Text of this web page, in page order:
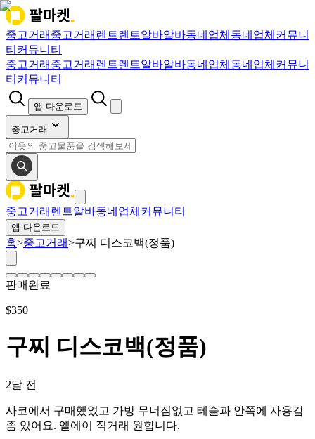
중고거래 중고거래 렌트렌트알바알바동네업체 동네업체 커뮤니
티 커뮤니티
중고거래 중고거래 렌트렌트알바알바동네업체 동네업체 커뮤니
티 커뮤니티
앱 다운로드
중고거래
중고거래 렌트알바동네업체 커뮤니티
앱 다운로드
홈>중고거래>구찌 디스코백(정품)
판매완료
$350
구찌 디스코백(정품)
2달 전
사코에서 구매했었고 가방 무너짐없고 테슬과 안쪽에 사용감
좀 있어요. 엘에이 직거래 원합니다.